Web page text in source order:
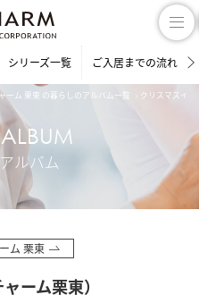
シリーズ一覧 ご入居までの流れ
ーム 栗東 の暮らしのアルバム一覧 クリスマスイ
ルバム
ム 栗東
ーム栗東）